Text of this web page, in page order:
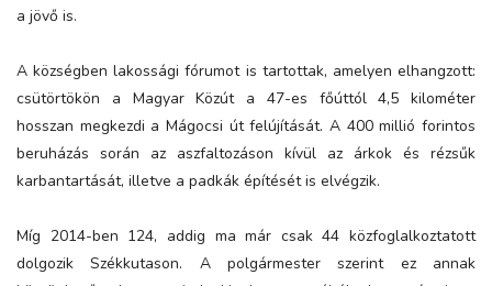
a jövő is.
A községben lakossági fórumot is tartottak, amelyen elhangzott:
csütörtökön a Magyar Közút a 47-es főúttól 4,5 kilométer
hosszan megkezdi a Mágocsi út felújítását. A 400 millió forintos
beruházás során az aszfaltozáson kívül az árkok és rézsűk
karbantartását, illetve a padkák építését is elvégzik.
Míg 2014-ben 124, addig ma már csak 44 közfoglalkoztatott
dolgozik Székkutason. A polgármester szerint ez annak